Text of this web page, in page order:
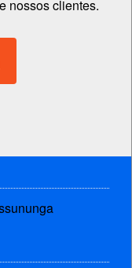
nossos clientes.